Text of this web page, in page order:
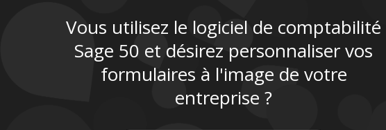
Vous utilisez le logiciel de comptabilité
Sage 50 et désirez personnaliser vos
formulaires à l'image de votre
entreprise ?